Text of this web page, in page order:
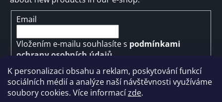
K personalizaci obsahu a reklam, poskytování funkcí
sociálních médií a analýze naší návštěvnosti využíváme
soubory cookies. Více informacízde.
Email
Vložením e-mailu souhlasíte s podmínkami
ochrany osobních údajů
SUBSCRIBE